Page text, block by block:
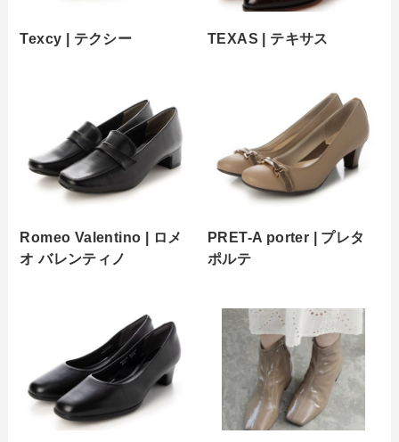
Texcy | テクシー TEXAS | テキサス
Romeo Valentino | ロメ
オ バレンティノ
PRET-A porter | プレタ
ポルテ